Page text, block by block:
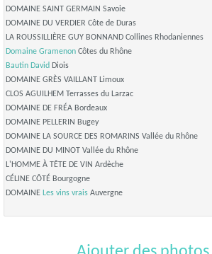
DOMAINE SAINT GERMAIN Savoie
DOMAINE DU VERDIER Côte de Duras
LA ROUSSILLIÈRE GUY BONNAND Collines Rhodaniennes
Domaine Gramenon Côtes du Rhône
Bautin David Diois
DOMAINE GRÈS VAILLANT Limoux
CLOS AGUILHEM Terrasses du Larzac
DOMAINE DE FRÉA Bordeaux
DOMAINE PELLERIN Bugey
DOMAINE LA SOURCE DES ROMARINS Vallée du Rhône
DOMAINE DU MINOT Vallée du Rhône
L'HOMME À TÊTE DE VIN Ardèche
CÉLINE CÔTÉ Bourgogne
DOMAINE Les vins vrais Auvergne